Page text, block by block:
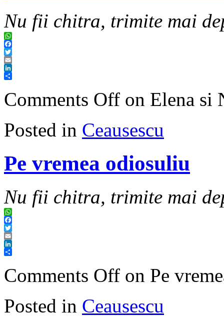
Nu fii chitra, trimite mai
WhatsApp
Facebook
Twitter
Email
LinkedIn
Comments Off on Elena si
Posted in Ceausescu
Pe vremea odiosuliu
Nu fii chitra, trimite mai
WhatsApp
Facebook
Twitter
Email
LinkedIn
Comments Off on Pe
Posted in Ceausescu